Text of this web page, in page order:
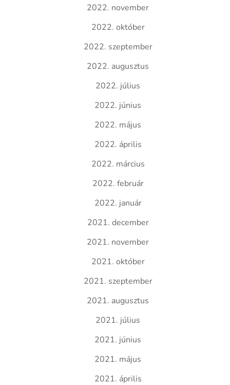
2022. november
2022. október
2022. szeptember
2022. augusztus
2022. július
2022. június
2022. május
2022. április
2022. március
2022. február
2022. január
2021. december
2021. november
2021. október
2021. szeptember
2021. augusztus
2021. július
2021. június
2021. május
2021. április